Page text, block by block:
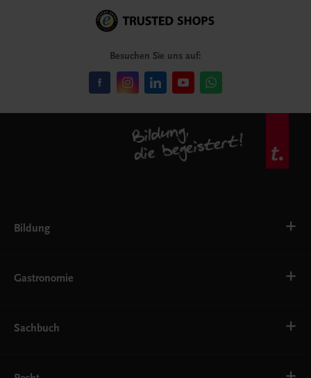
Besuchen Sie uns auf:
Bildung
AHS
EWF/ZWF
FW
Gastronomie
Getränke
Service
Sachbuch